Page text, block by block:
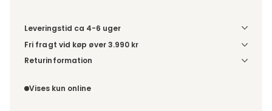
Leveringstid ca 4-6 uger
Fri fragt vid køp øver 3.990 kr
Vælg udførelse via “Træf dine valg” for at se
Returinformation
fortrydelsesret.
Vises kun online